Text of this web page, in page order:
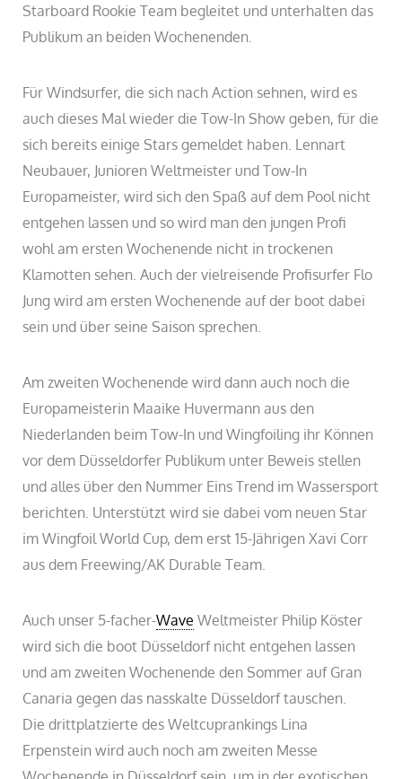
Starboard Rookie Team begleitet und unterhalten das
Publikum an beiden Wochenenden.
Für Windsurfer, die sich nach Action sehnen, wird es
auch dieses Mal wieder die Tow-In Show geben, für die
sich bereits einige Stars gemeldet haben. Lennart
Neubauer, Junioren Weltmeister und Tow-In
Europameister, wird sich den Spaß auf dem Pool nicht
entgehen lassen und so wird man den jungen Profi
wohl am ersten Wochenende nicht in trockenen
Klamotten sehen. Auch der vielreisende Profisurfer Flo
Jung wird am ersten Wochenende auf der boot dabei
sein und über seine Saison sprechen.
Am zweiten Wochenende wird dann auch noch die
Europameisterin Maaike Huvermann aus den
Niederlanden beim Tow-In und Wingfoiling ihr Können
vor dem Düsseldorfer Publikum unter Beweis stellen
und alles über den Nummer Eins Trend im Wassersport
berichten. Unterstützt wird sie dabei vom neuen Star
im Wingfoil World Cup, dem erst 15-Jährigen Xavi Corr
aus dem Freewing/AK Durable Team.
Auch unser 5-facher-Wave Weltmeister Philip Köster
wird sich die boot Düsseldorf nicht entgehen lassen
und am zweiten Wochenende den Sommer auf Gran
Canaria gegen das nasskalte Düsseldorf tauschen.
Die drittplatzierte des Weltcuprankings Lina
Erpenstein wird auch noch am zweiten Messe